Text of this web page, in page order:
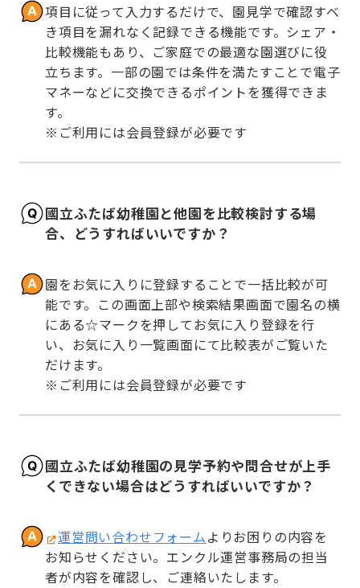
項目に従って入力するだけで、園見学で確認すべ
き項目を漏れなく記録できる機能です。シェア・
比較機能もあり、ご家庭での最適な園選びに役
立ちます。一部の園では条件を満たすことで電子
マネーなどに交換できるポイントを獲得できま
す。
※ご利用には会員登録が必要です
國立ふたば幼稚園と他園を比較検討する場
合、どうすればいいですか？
園をお気に入りに登録することで一括比較が可
能です。この画面上部や検索結果画面で園名の横
にある☆マークを押してお気に入り登録を行
い、お気に入り一覧画面にて比較表がご覧いた
だけます。
※ご利用には会員登録が必要です
國立ふたば幼稚園の見学予約や問合せが上手
くできない場合はどうすればいいですか？
運営問い合わせフォームよりお困りの内容を
お知らせください。エンクル運営事務局の担当
者が内容を確認し、ご連絡いたします。